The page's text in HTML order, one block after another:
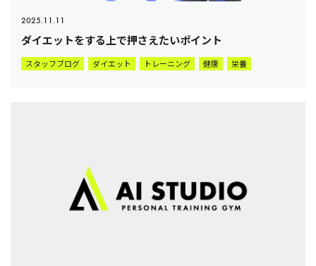
2025.11.11
ダイエットをする上で押さえたいポイント
スタッフブログ ダイエット トレーニング 健康 栄養